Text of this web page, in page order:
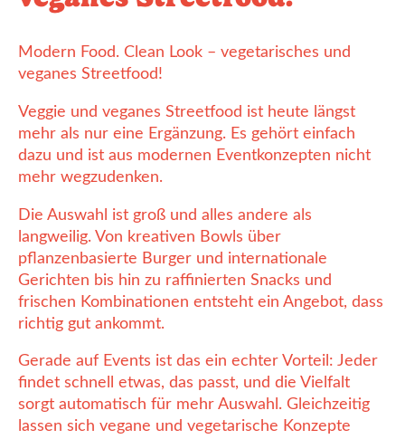
Modern Food. Clean Look – vegetarisches und
veganes Streetfood!
Veggie und veganes Streetfood ist heute längst
mehr als nur eine Ergänzung. Es gehört einfach
dazu und ist aus modernen Eventkonzepten nicht
mehr wegzudenken.
Die Auswahl ist groß und alles andere als
langweilig. Von kreativen Bowls über
pflanzenbasierte Burger und internationale
Gerichten bis hin zu raffinierten Snacks und
frischen Kombinationen entsteht ein Angebot, dass
richtig gut ankommt.
Gerade auf Events ist das ein echter Vorteil: Jeder
findet schnell etwas, das passt, und die Vielfalt
sorgt automatisch für mehr Auswahl. Gleichzeitig
lassen sich vegane und vegetarische Konzepte